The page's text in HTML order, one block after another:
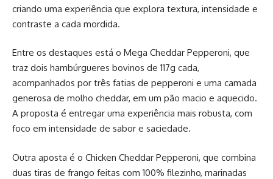
criando uma experiência que explora textura, intensidade e
contraste a cada mordida.
Entre os destaques está o Mega Cheddar Pepperoni, que
traz dois hambúrgueres bovinos de 117g cada,
acompanhados por três fatias de pepperoni e uma camada
generosa de molho cheddar, em um pão macio e aquecido.
A proposta é entregar uma experiência mais robusta, com
foco em intensidade de sabor e saciedade.
Outra aposta é o Chicken Cheddar Pepperoni, que combina
duas tiras de frango feitas com 100% filezinho, marinadas